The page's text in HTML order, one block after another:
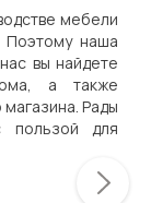
мебели
Поэтому наша
вы найдете
а также
Рады
для